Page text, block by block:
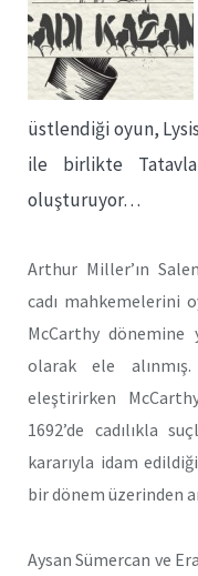
üstlendiği oyun,
ile birlikte Tatavla
oluşturuyor…
Arthur Miller’ın
cadı mahkemelerini
McCarthy
olarak ele
eleştirirken
1692’de cadılıkla
kararıyla idam
bir dönem üzerinden
Aysan Sümercan ve